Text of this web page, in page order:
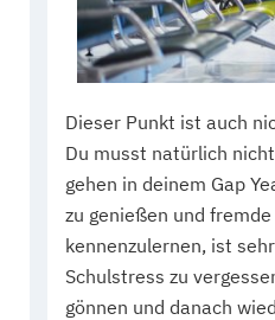
Dieser Punkt ist auch
Du musst natürlich
gehen in deinem Gap
zu genießen und
kennenzulernen, ist
Schulstress zu
gönnen und danach